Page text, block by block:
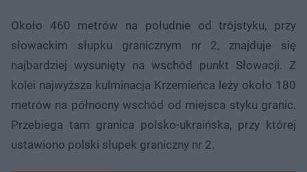
Około 460 metrów na południe od trójstyku, przy
słowackim słupku granicznym nr 2, znajduje się
najbardziej wysunięty na wschód punkt Słowacji. Z
kolei najwyższa kulminacja Krzemieńca leży około 180
metrów na północny wschód od miejsca styku granic.
Przebiega tam granica polsko-ukraińska, przy której
ustawiono polski słupek graniczny nr 2.